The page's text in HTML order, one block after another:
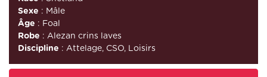
Sexe : Mâle
Âge : Foal
Robe : Alezan crins laves
Discipline : Attelage, CSO, Loisirs